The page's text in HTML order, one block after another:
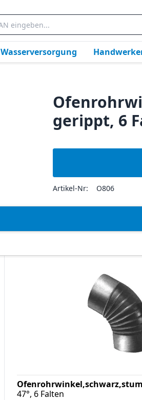
Wasserversorgung
gerippt, 6
Artikel-Nr: O806
47°, 6 Falten